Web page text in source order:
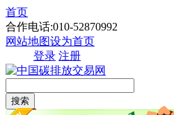
首页
合作电话:010-52870992
网站地图设为首页
登录 注册
搜索